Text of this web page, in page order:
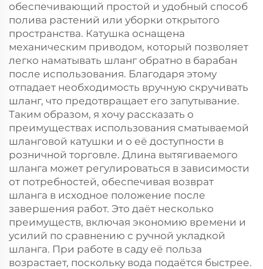
обеспечивающий простой и удобный способ
полива растений или уборки открытого
пространства. Катушка оснащена
механическим приводом, который позволяет
легко наматывать шланг обратно в барабан
после использования. Благодаря этому
отпадает необходимость вручную скручивать
шланг, что предотвращает его запутывание.
Таким образом, я хочу рассказать о
преимуществах использования сматываемой
шланговой катушки и о её доступности в
розничной торговле. Длина вытягиваемого
шланга может регулироваться в зависимости
от потребностей, обеспечивая возврат
шланга в исходное положение после
завершения работ. Это даёт несколько
преимуществ, включая экономию времени и
усилий по сравнению с ручной укладкой
шланга. При работе в саду её польза
возрастает, поскольку вода подаётся быстрее.